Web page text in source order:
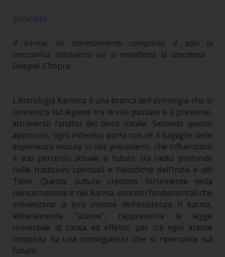
Sinossi
Il karma, se correttamente compreso, è solo la
meccanica attraverso cui si manifesta la coscienza -
Deepak Chopra
L'Astrologia Karmica è una branca dell'astrologia che si
concentra sul legame tra le vite passate e il presente,
attraverso l'analisi del tema natale. Secondo questo
approccio, ogni individuo porta con sé il bagaglio delle
esperienze vissute in vite precedenti, che influenzano
il suo percorso attuale e futuro. Ha radici profonde
nelle tradizioni spirituali e filosofiche dell'India e del
Tibet. Queste culture credono fortemente nella
reincarnazione e nel karma, concetti fondamentali che
influenzano la loro visione dell'esistenza. Il karma,
letteralmente "azione", rappresenta la legge
universale di causa ed effetto, per cui ogni azione
compiuta ha una conseguenza che si ripercuote sul
futuro.